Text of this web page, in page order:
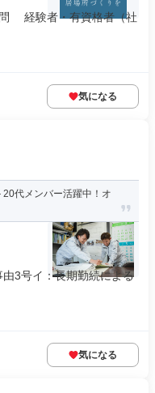
経験者・有資格者（社
気になる
代メンバー活躍中！オ
3号イ：長期勤続による
気になる